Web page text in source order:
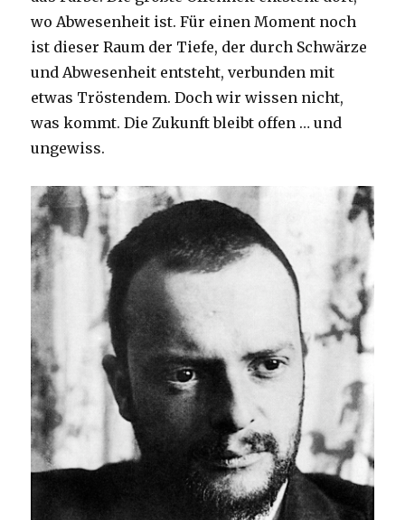
wo Abwesenheit ist. Für einen Moment noch
ist dieser Raum der Tiefe, der durch Schwärze
und Abwesenheit entsteht, verbunden mit
etwas Tröstendem. Doch wir wissen nicht,
was kommt. Die Zukunft bleibt offen … und
ungewiss.